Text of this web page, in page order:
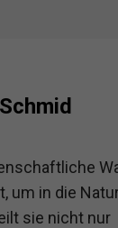
um in die
sie nicht nur